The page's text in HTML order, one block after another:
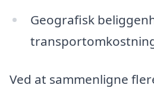
Geografisk
Ved at sammenligne